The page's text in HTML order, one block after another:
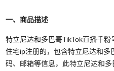
一、商品描述
特立尼达和多巴哥TikTok直播千
住宅ip注册的，包含特立尼达和多
码、邮箱等信息，此特立尼达和